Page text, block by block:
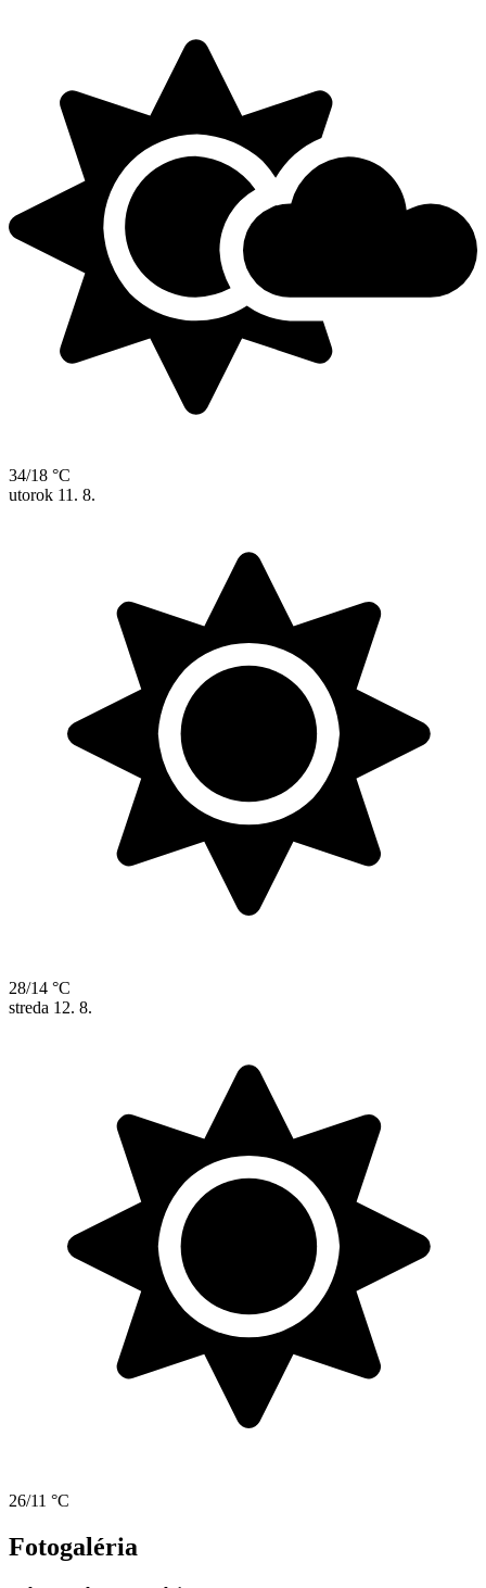
34/18 °C
utorok 11. 8.
28/14 °C
streda 12. 8.
26/11 °C
Fotogaléria